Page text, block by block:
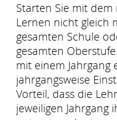
Starten Sie mit dem
Lernen nicht gleich
gesamten Schule
gesamten
mit einem Jahrgang
jahrgangsweise
Vorteil, dass die
jeweiligen Jahrgang